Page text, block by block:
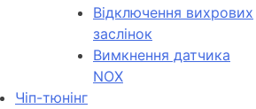
Відключення вихрових
заслінок
Вимкнення датчика
NOX
Чіп-тюнінг